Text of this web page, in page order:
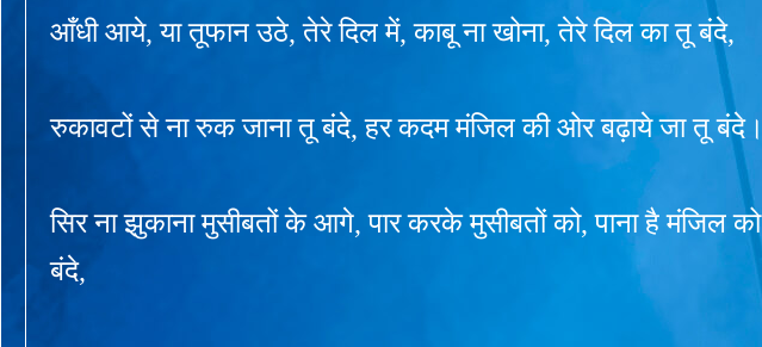
आँधी आये, या तूफान उठे, तेरे दिल में, काबू ना खोना, तेरे दिल का तू बंदे,
रुकावटों से ना रुक जाना तू बंदे, हर कदम मंजिल की ओर बढ़ाये जा तू बंदे।
सिर ना झुकाना मुसीबतों के आगे, पार करके मुसीबतों को, पाना है मंजिल को
बंदे,